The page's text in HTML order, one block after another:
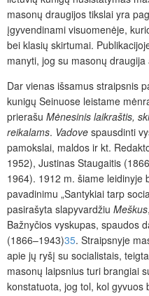
masonų draugijos tikslai yra
įgyvendinami visuomenėje,
bei klasių skirtumai.
manyti, jog su masonų
Dar vienas išsamus straipsnis
kunigų Seinuose leistame
prierašu Mėnesinis laikraštis,
reikalams. Vadove spausdinti
pamokslai, maldos ir kt.
1952), Justinas Staugaitis
1964). 1912 m. šiame leidinyje
pavadinimu „Santykiai tarp
pasirašyta slapyvardžiu Meškus
Bažnyčios vyskupas, spaudos
(1866–1943)35. Straipsnyje
apie jų ryšį su socialistais,
masonų laipsnius turi brangiai
konstatuota, jog tol, kol gyvuos